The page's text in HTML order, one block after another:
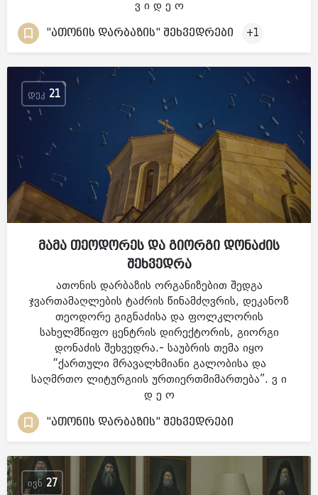
ვ ი დ ე ო
"ათონის დარბაზის" შეხვედრები +1
ᲓᲔᲙ 21
მამა თეოდორეს და გიორგი დონაძის
შეხვედრა
ათონის დარბაზის ორგანიზებით შედგა
ჯვართამაღლების ტაძრის წინამძღვრის, დეკანოზ
თეოდორე გიგნაძისა და ფოლკლორის
სახელმწიფო ცენტრის დირექტორის, გიორგი
დონაძის შეხვედრა.- საუბრის თემა იყო
“ქართული მრავალხმიანი გალობისა და
საღმრთო ლიტურგიის ურთიერთმიმართება”. ვ ი
დ ე ო
"ათონის დარბაზის" შეხვედრები
ᲘᲕᲜ 27